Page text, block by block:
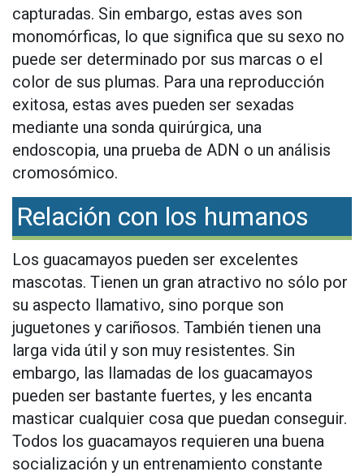
capturadas. Sin embargo, estas aves son
monomórficas, lo que significa que su sexo no
puede ser determinado por sus marcas o el
color de sus plumas. Para una reproducción
exitosa, estas aves pueden ser sexadas
mediante una sonda quirúrgica, una
endoscopia, una prueba de ADN o un análisis
cromosómico.
Relación con los humanos
Los guacamayos pueden ser excelentes
mascotas. Tienen un gran atractivo no sólo por
su aspecto llamativo, sino porque son
juguetones y cariñosos. También tienen una
larga vida útil y son muy resistentes. Sin
embargo, las llamadas de los guacamayos
pueden ser bastante fuertes, y les encanta
masticar cualquier cosa que puedan conseguir.
Todos los guacamayos requieren una buena
socialización y un entrenamiento constante